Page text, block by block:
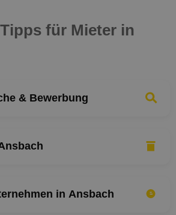
für Mieter in
& Bewerbung
in Ansbach